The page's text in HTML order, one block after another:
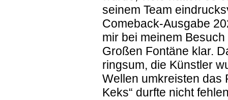
seinem Team
Comeback-Ausgabe
mir bei meinem
Großen Fontäne klar.
ringsum, die Künstler
Wellen umkreisten das
Keks“ durfte nicht